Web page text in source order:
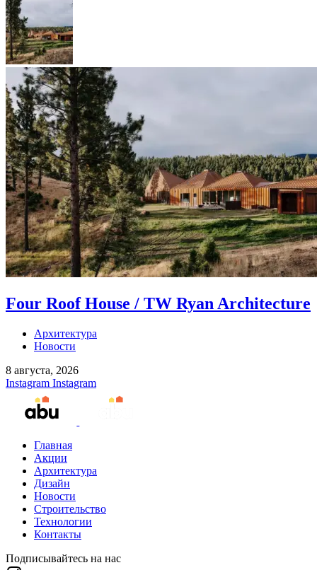
Four Roof House / TW Ryan Architecture
Архитектура
Новости
8 августа, 2026
Instagram Instagram
Главная
Акции
Архитектура
Дизайн
Новости
Строительство
Технологии
Контакты
Подписывайтесь на нас